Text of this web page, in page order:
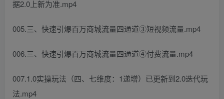
据2.0上新为准.mp4
005.三、快速引爆百万商城流量四通道③短视频流量.mp4
006.三、快速引爆百万商城流量四通道④付费流量.mp4
007.1.0实操玩法（四、七维度：1递增）已更新到2.0迭代玩
法.mp4